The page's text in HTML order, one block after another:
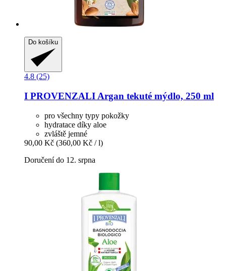
Do košíku
4.8 (25)
I PROVENZALI Argan tekuté mýdlo, 250 ml
pro všechny typy pokožky
hydratace díky aloe
zvláště jemné
90,00 Kč (360,00 Kč / l)
Doručení do 12. srpna